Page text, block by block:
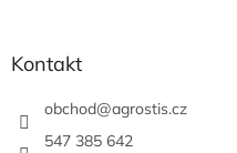
Kontakt
obchod@agrostis.cz
547 385 642